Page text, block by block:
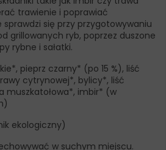
trawienie i poprawiać
się przy przygotowywaniu
grillowanych ryb, poprzez duszone
rybne i sałatki.
pieprz czarny* (po 15 %), liść
cytrynowej*, bylicy*, liść
muszkatołowa*, imbir* (w
ekologiczny)
w suchym miejscu.